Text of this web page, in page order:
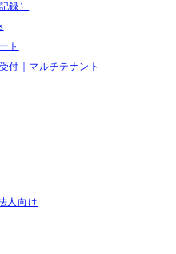
録）
ト
付｜マルチテナント
人向け